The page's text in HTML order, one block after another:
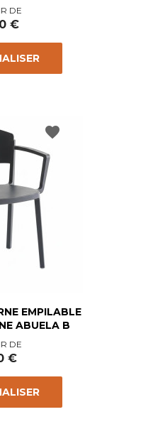
DE
€
EMPILABLE
ABUELA B
DE
€
favorite